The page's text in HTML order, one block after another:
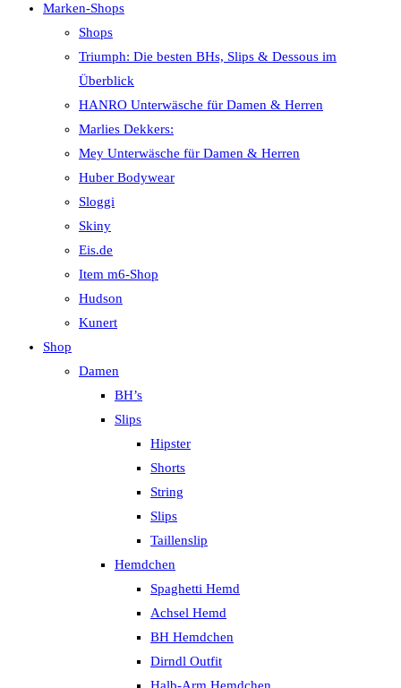
Marken-Shops
Shops
Triumph: Die besten BHs, Slips & Dessous im
Überblick
HANRO Unterwäsche für Damen & Herren
Marlies Dekkers:
Mey Unterwäsche für Damen & Herren
Huber Bodywear
Sloggi
Skiny
Eis.de
Item m6-Shop
Hudson
Kunert
Shop
Damen
BH’s
Slips
Hipster
Shorts
String
Slips
Taillenslip
Hemdchen
Spaghetti Hemd
Achsel Hemd
BH Hemdchen
Dirndl Outfit